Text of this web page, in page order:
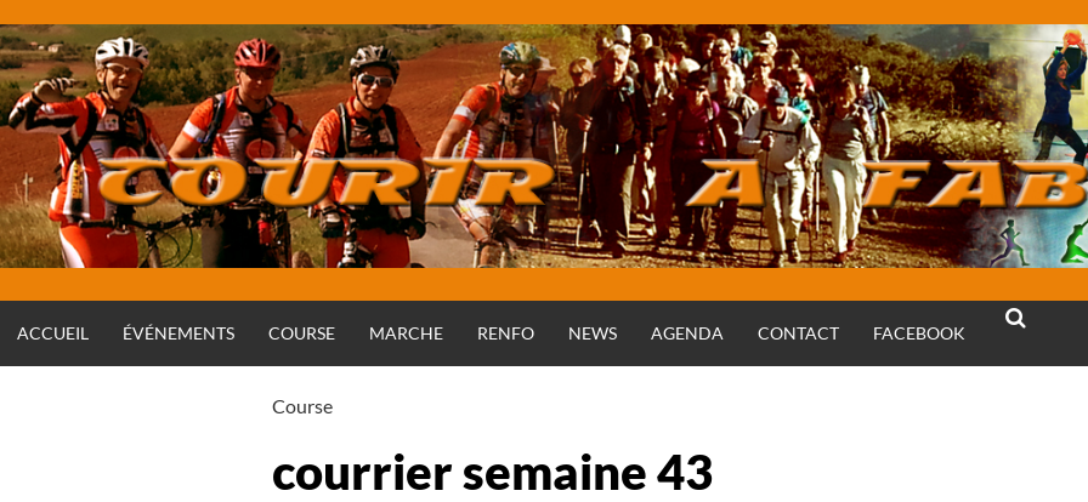
au
contenu
ACCUEIL ÉVÉNEMENTS COURSE MARCHE RENFO NEWS AGENDA CONTACT FACEBOOK
Course
courrier semaine 43